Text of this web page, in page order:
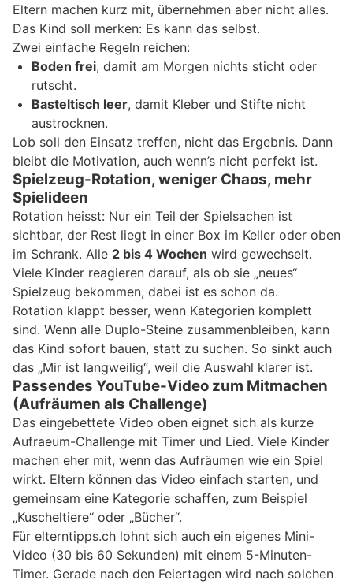
Eltern machen kurz mit, übernehmen aber nicht alles.
Das Kind soll merken: Es kann das selbst.
Zwei einfache Regeln reichen:
Boden frei, damit am Morgen nichts sticht oder
rutscht.
Basteltisch leer, damit Kleber und Stifte nicht
austrocknen.
Lob soll den Einsatz treffen, nicht das Ergebnis. Dann
bleibt die Motivation, auch wenn’s nicht perfekt ist.
Spielzeug-Rotation, weniger Chaos, mehr
Spielideen
Rotation heisst: Nur ein Teil der Spielsachen ist
sichtbar, der Rest liegt in einer Box im Keller oder oben
im Schrank. Alle 2 bis 4 Wochen wird gewechselt.
Viele Kinder reagieren darauf, als ob sie „neues“
Spielzeug bekommen, dabei ist es schon da.
Rotation klappt besser, wenn Kategorien komplett
sind. Wenn alle Duplo-Steine zusammenbleiben, kann
das Kind sofort bauen, statt zu suchen. So sinkt auch
das „Mir ist langweilig“, weil die Auswahl klarer ist.
Passendes YouTube-Video zum Mitmachen
(Aufräumen als Challenge)
Das eingebettete Video oben eignet sich als kurze
Aufraeum-Challenge mit Timer und Lied. Viele Kinder
machen eher mit, wenn das Aufräumen wie ein Spiel
wirkt. Eltern können das Video einfach starten, und
gemeinsam eine Kategorie schaffen, zum Beispiel
„Kuscheltiere“ oder „Bücher“.
Für elterntipps.ch lohnt sich auch ein eigenes Mini-
Video (30 bis 60 Sekunden) mit einem 5-Minuten-
Timer. Gerade nach den Feiertagen wird nach solchen